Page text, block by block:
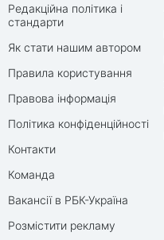
Редакційна політика і
стандарти
Як стати нашим автором
Правила користування
Правова інформація
Політика конфіденційності
Контакти
Команда
Вакансії в РБК-Україна
Розмістити рекламу